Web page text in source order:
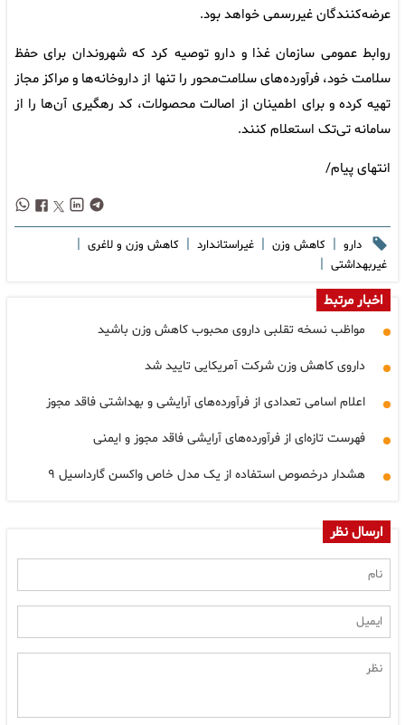
عرضه‌کنندگان غیررسمی خواهد بود.
روابط عمومی سازمان غذا و دارو توصیه کرد که شهروندان برای حفظ
سلامت خود، فرآورده‌های سلامت‌محور را تنها از داروخانه‌ها و مراکز مجاز
تهیه کرده و برای اطمینان از اصالت محصولات، کد رهگیری آن‌ها را از
سامانه تی‌تک استعلام کنند.
انتهای پیام/
دارو | کاهش وزن | غیراستاندارد | کاهش وزن و لاغری |
غیربهداشتی |
اخبار مرتبط
مواظب نسخه تقلبی داروی محبوب کاهش وزن باشید
داروی کاهش وزن شرکت آمریکایی تایید شد
اعلام اسامی تعدادی از فرآورده‌های آرایشی و بهداشتی فاقد مجوز
فهرست تازه‌ای از فرآورده‌های آرایشی فاقد مجوز و ایمنی
هشدار درخصوص استفاده از یک مدل خاص واکسن گارداسیل ۹
ارسال نظر